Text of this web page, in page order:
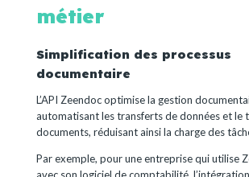
métier
Simplification des processus
documentaire
L’API Zeendoc optimise la gestion
automatisant les transferts de données et le
documents, réduisant ainsi la charge des
Par exemple, pour une entreprise qui utilise